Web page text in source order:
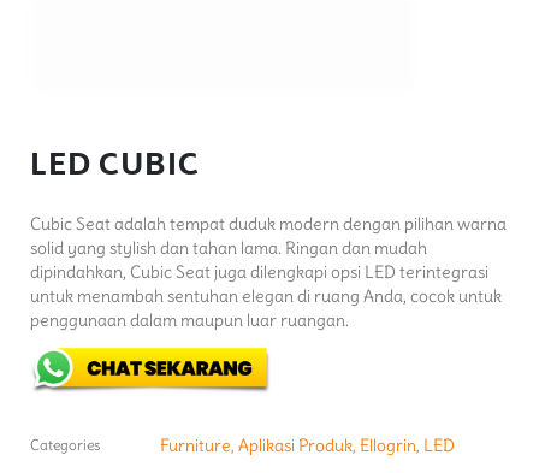
LED CUBIC
Cubic Seat adalah tempat duduk modern dengan pilihan warna
solid yang stylish dan tahan lama. Ringan dan mudah
dipindahkan, Cubic Seat juga dilengkapi opsi LED terintegrasi
untuk menambah sentuhan elegan di ruang Anda, cocok untuk
penggunaan dalam maupun luar ruangan.
Categories Furniture Aplikasi Produk Ellogrin LED